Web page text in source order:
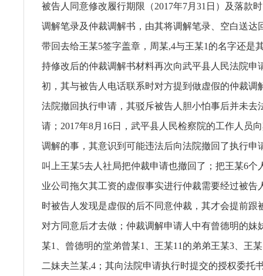
被告人同意修改履行期限（2017年7月31日）及落款
调解笔录及仲裁调解书，由其将调解笔录、空白送达
带回去给王某5签字盖章，周某,4与王某1的名字还是
持修改后的仲裁调解书材料再次向武平县人民法院申
初，其与被告人电话联系时对方提到做虚假的仲裁调
法院撤回执行申请，其驳斥被告人胆小怕事后并未去
请；2017年8月16日，武平县人民检察院的工作人员
调解的事，其意识到可能违法后向法院撤回了执行申
叫上王某5去人社局把仲裁申请也撤回了；把王某6个
业公司拖欠其工资的虚假事实进行仲裁需要经过被告
时被告人发现是虚假的后不同意仲裁，其才会提前跟
对方同意后才去做；仲裁调解申请人中有曾德明的妹
某1、曾德明的堂弟曾某1、王某11的弟弟王某3、王
二妹夫兰某,4；其向法院申请执行时提交的授权委托